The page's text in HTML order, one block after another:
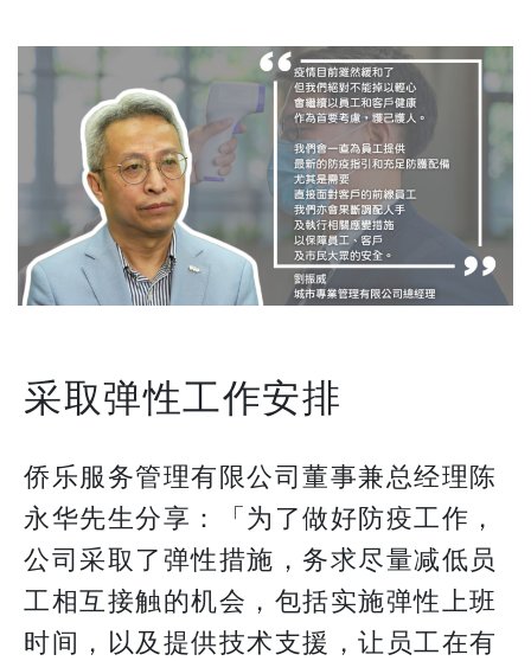
采取弹性工作安排
侨乐服务管理有限公司董事兼总经理陈
永华先生分享：「为了做好防疫工作，
公司采取了弹性措施，务求尽量减低员
工相互接触的机会，包括实施弹性上班
时间，以及提供技术支援，让员工在有